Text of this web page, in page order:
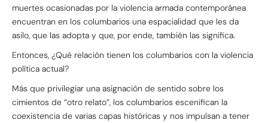
muertes ocasionadas por la violencia armada contemporánea
encuentran en los columbarios una espacialidad que les da
asilo, que las adopta y que, por ende, también las significa.
Entonces, ¿Qué relación tienen los columbarios con la violencia
política actual?
Más que privilegiar una asignación de sentido sobre los
cimientos de “otro relato”, los columbarios escenifican la
coexistencia de varias capas históricas y nos impulsan a tener